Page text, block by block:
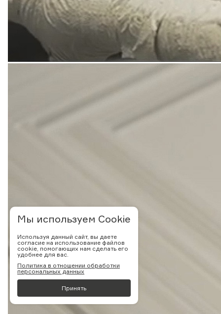
Мы используем Cookie
Используя данный сайт, вы даете
согласие на использование файлов
cookie, помогающих нам сделать его
удобнее для вас.
Политика в отношении обработки
персональных данных
Принять